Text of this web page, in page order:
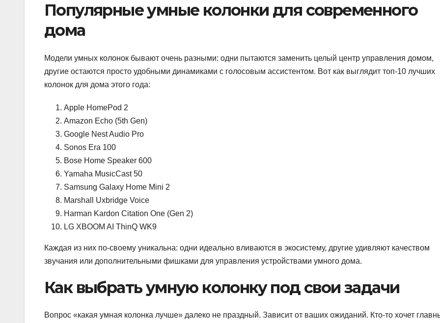
Популярные умные колонки для современного
дома
Модели умных колонок бывают очень разными: одни пытаются заменить целый центр управления домом,
другие остаются просто удобными динамиками с голосовым ассистентом. Вот как выглядит топ-10 лучших
колонок для дома этого года:
Apple HomePod 2
Amazon Echo (5th Gen)
Google Nest Audio Pro
Sonos Era 100
Bose Home Speaker 600
Yamaha MusicCast 50
Samsung Galaxy Home Mini 2
Marshall Uxbridge Voice
Harman Kardon Citation One (Gen 2)
LG XBOOM AI ThinQ WK9
Каждая из них по-своему уникальна: одни идеально вливаются в экосистему, другие удивляют качеством
звучания или дополнительными фишками для управления устройствами умного дома.
Как выбрать умную колонку под свои задачи
Вопрос «какая умная колонка лучше» далеко не праздный. Зависит от ваших ожиданий. Кто-то хочет